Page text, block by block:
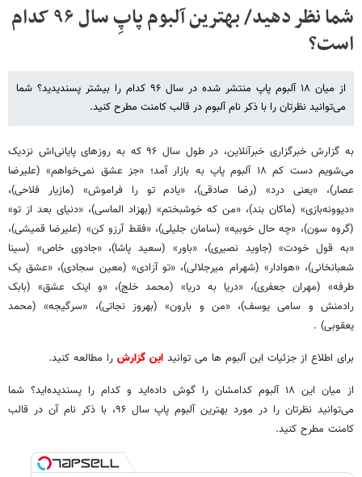
شما نظر دهید/ بهترین آلبوم پاپِ سال ۹۶ کدام
است؟
از میان ۱۸ آلبوم پاپ منتشر شده در سال ۹۶ کدام را بیشتر پسندیدید؟ شما
می‌توانید نظرتان را با ذکر نام آلبوم در قالب کامنت مطرح کنید.
به گزارش خبرگزاری خبرآنلاین، در طول سال ۹۶ که به روزهای پایانی‌اش نزدیک
می‌شویم دست کم ۱۸ آلبوم پاپ به بازار آمد؛ «جز عشق نمی‌خواهم» (علیرضا
عصار)، «یعنی درد» (رضا صادقی)، «یادم تو را فراموش» (مازیار فلاحی)،
«دیوونه‌بازی» (ماکان بند)، «من که خوشبختم» (بهزاد الماسی)، «دنیای بعد از تو»
(گروه سون)، «چه حال خوبیه» (سامان جلیلی)، «فقط آرزو کن» (علیرضا قمیشی)،
«به قول خودت» (جاوید نصیری)، «باور» (سعید پاشا)، «جادوی خاص» (سینا
شعبانخانی)، «هوادار» (شهرام میرجلالی)، «تو آزادی» (معین سجادی)، «عشق یک
طرفه» (مهران جعفری)، «دریا به دریا» (محمد خلج)، «و اینک عشق» (بابک
رادمنش و سامی یوسف)، «من و بارون» (بهروز نجاتی)، «سرگیجه» (محمد
یعقوبی) .
برای اطلاع از جزئیات این آلبوم ها می توانید این گزارش را مطالعه کنید.
از میان این ۱۸ آلبوم کدامشان را گوش داده‌اید و کدام را پسندیده‌اید؟ شما
می‌توانید نظرتان را در مورد بهترین آلبوم پاپ سال ۹۶، با ذکر نام آن در قالب
کامنت مطرح کنید.